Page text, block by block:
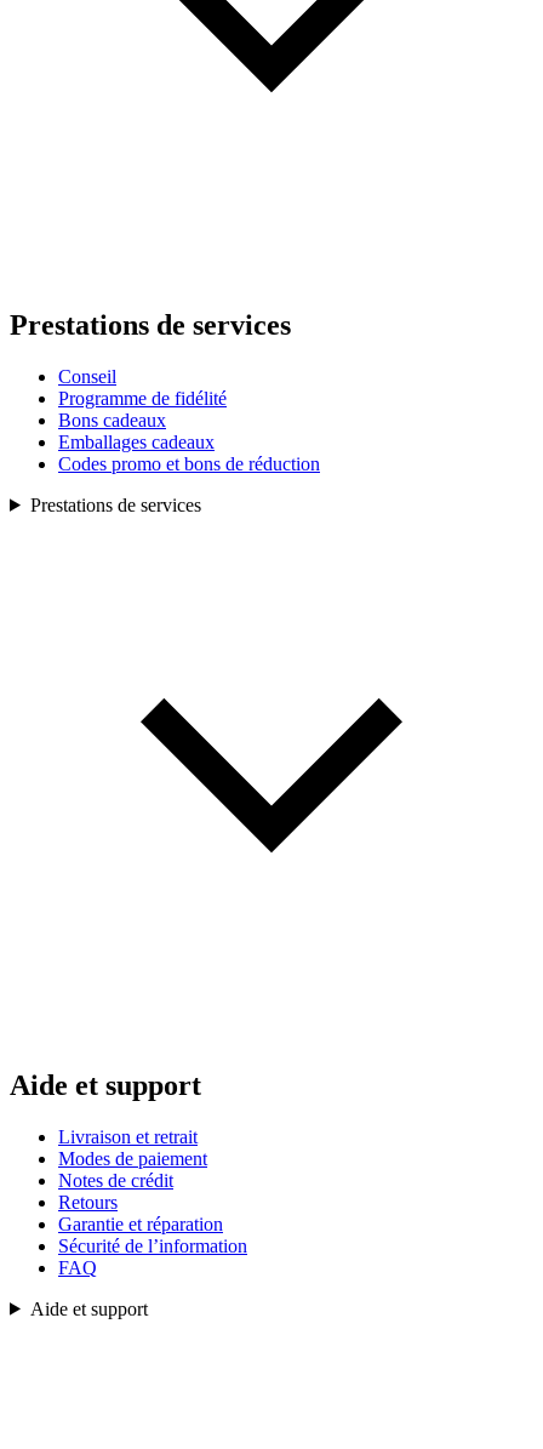
Prestations de services
Conseil
Programme de fidélité
Bons cadeaux
Emballages cadeaux
Codes promo et bons de réduction
Prestations de services
Aide et support
Livraison et retrait
Modes de paiement
Notes de crédit
Retours
Garantie et réparation
Sécurité de l’information
FAQ
Aide et support